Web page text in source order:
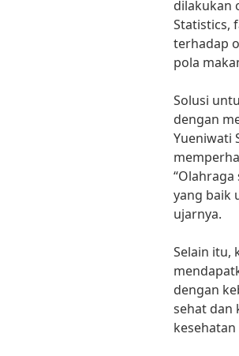
dilakukan
Statistics,
terhadap
pola
Solusi
dengan
Yueniwati
yang baik
ujarnya.
Selain itu,
dengan
sehat dan